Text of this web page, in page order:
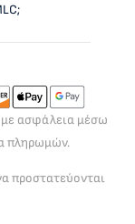
με ασφάλεια μέσω
πληρωμών.
προστατεύονται